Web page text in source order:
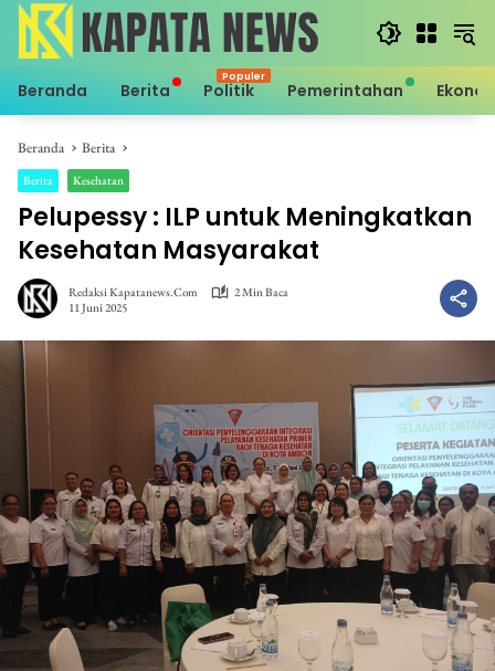
Langsung
konten
Beranda Berita Politik Pemerintahan
Beranda Berita
Berita Kesehatan
Pelupessy : ILP untuk Meningkatkan
Kesehatan Masyarakat
Redaksi Kapatanews.com
2 Min Baca
11 Juni 2025